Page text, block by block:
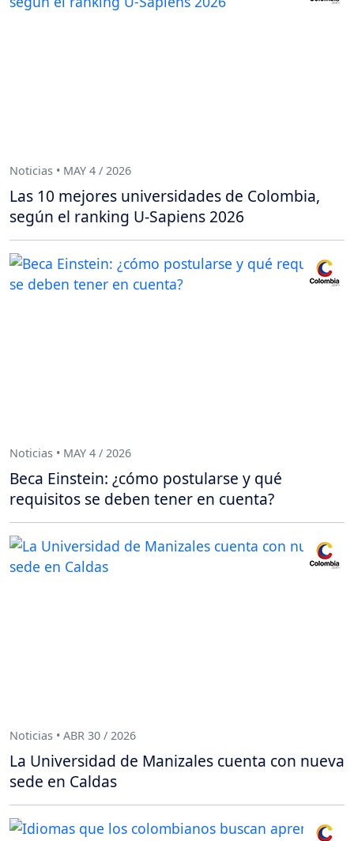
Noticias • MAY 4 / 2026
Las 10 mejores universidades de Colombia,
según el ranking U-Sapiens 2026
Noticias • MAY 4 / 2026
Beca Einstein: ¿cómo postularse y qué
requisitos se deben tener en cuenta?
Noticias • ABR 30 / 2026
La Universidad de Manizales cuenta con nueva
sede en Caldas